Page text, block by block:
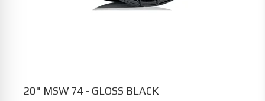
20" MSW 74 - GLOSS BLACK